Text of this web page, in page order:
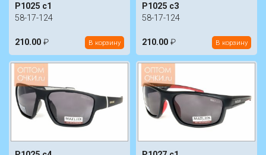
P1025 c1
58-17-124
210.00 ₽ В корзину
P1025 c3
58-17-124
210.00 ₽ В корзину